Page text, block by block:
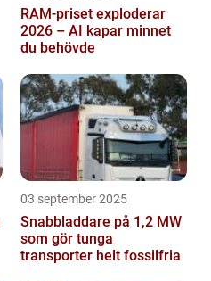
RAM-priset exploderar
2026 – AI kapar minnet
du behövde
03 september 2025
Snabbladdare på 1,2 MW
som gör tunga
transporter helt fossilfria